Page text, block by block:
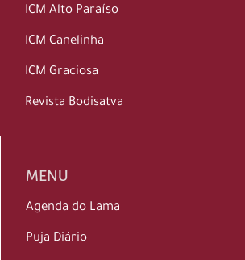
ICM Alto Paraíso
ICM Canelinha
ICM Graciosa
Revista Bodisatva
MENU
Agenda do Lama
Puja Diário